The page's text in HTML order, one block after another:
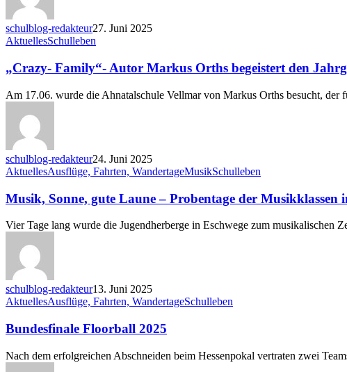
schulblog-redakteur27. Juni 2025
„Crazy-
Autor
Markus
Orths
begeistert
Jahrgang
und
6
AktuellesSchulleben
„Crazy- Family“- Autor Markus Orths begeistert den
Am 17.06. wurde die Ahnatalschule Vellmar von Markus Orths besucht, der
schulblog-redakteur24. Juni 2025
Musik,
gute
Laune
–
Probentage
Musikklassen
Eschwege
AktuellesAusflüge, Fahrten, WandertageMusikSchulleben
Musik, Sonne, gute Laune – Probentage der Musikklassen
Vier Tage lang wurde die Jugendherberge in Eschwege zum musikalischen
schulblog-redakteur13. Juni 2025
Bundesfinale
2025
AktuellesAusflüge, Fahrten, WandertageSchulleben
Bundesfinale Floorball 2025
Nach dem erfolgreichen Abschneiden beim Hessenpokal vertraten zwei